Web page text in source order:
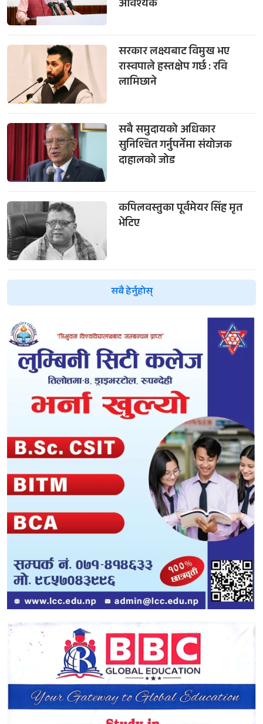
आवश्यक
सरकार लक्ष्यबाट विमुख भए
रास्वपाले हस्तक्षेप गर्छ : रवि
लामिछाने
सबै समुदायको अधिकार
सुनिश्चित गर्नुपर्नेमा संयोजक
दाहालको जोड
कपिलवस्तुका पूर्वमेयर सिंह मृत
भेटिए
सबै हेर्नुहोस्